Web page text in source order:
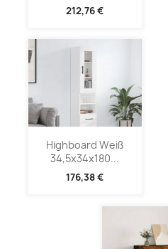
212,76 €
Highboard Weiß
34,5x34x180...
176,38 €